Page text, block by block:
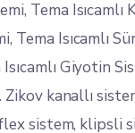
Tema Isıcamlı
Tema Isıcamlı
Giyotin
kanallı
sistem, klipsli